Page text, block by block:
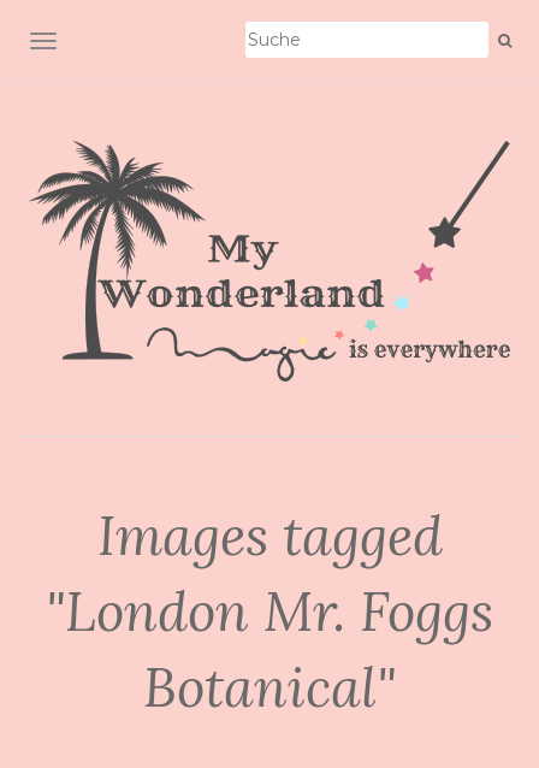
SCHALTE NAVIGATION
Images tagged
"London Mr. Foggs
Botanical"